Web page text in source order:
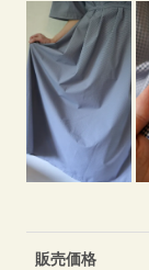
販売価格